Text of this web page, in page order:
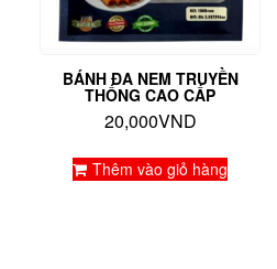
BÁNH ĐA NEM TRUYỀN
THỐNG CAO CẤP
20,000VND
Thêm vào giỏ hàng